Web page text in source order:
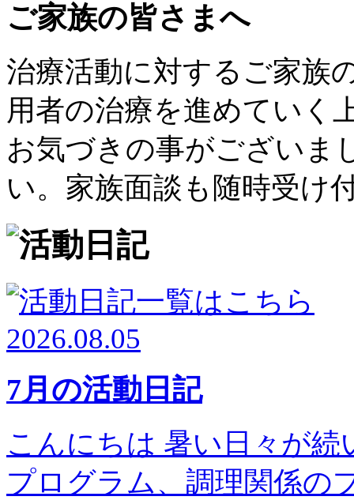
ご家族の皆さまへ
治療活動に対するご家族
用者の治療を進めていく
お気づきの事がございま
い。家族面談も随時受け
2026.08.05
7月の活動日記
こんにちは 暑い日々が
プログラム、調理関係